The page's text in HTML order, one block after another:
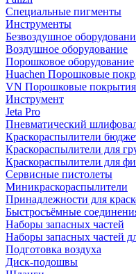
Специальные пигменты
Инструменты
Безвоздушное
Воздушное оборудование
Порошковое оборудование
Huachen Порошковые
VN Порошковые покрытия
Инструмент
Jeta Pro
Пневматический
Краскораспылители
Краскораспылители для
Краскораспылители для
Сервисные пистолеты
Миникраскораспылители
Принадлежности для
Быстросъёмные
Наборы запасных частей
Наборы запасных частей
Подготовка воздуха
Диск-подошвы